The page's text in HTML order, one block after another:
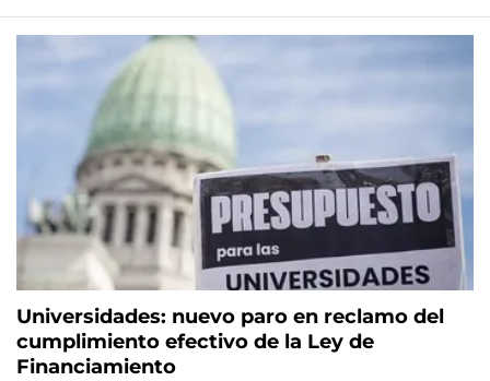
Universidades: nuevo paro en reclamo del
cumplimiento efectivo de la Ley de
Financiamiento